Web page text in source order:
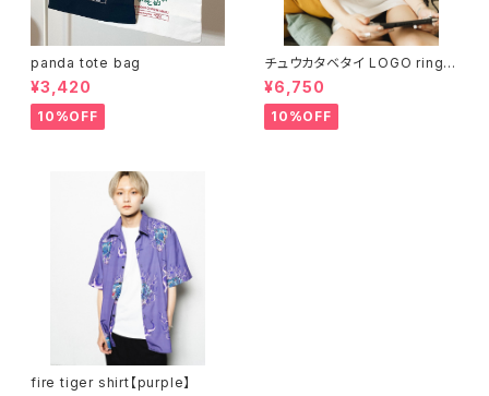
panda tote bag
¥3,420
10%OFF
チュウカタベタイ LOGO ringer
T-shirt
¥6,750
10%OFF
fire tiger shirt【purple】